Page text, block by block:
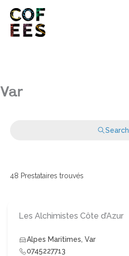
Var
Search
48 Prestataires trouvés
Les Alchimistes Côte d’Azur
Alpes Maritimes, Var
0745227713